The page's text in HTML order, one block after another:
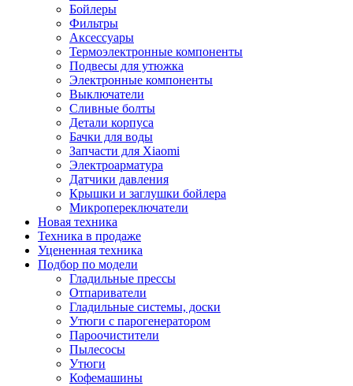
Бойлеры
Фильтры
Аксессуары
Термоэлектронные компоненты
Подвесы для утюжка
Электронные компоненты
Выключатели
Сливные болты
Детали корпуса
Бачки для воды
Запчасти для Xiaomi
Электроарматура
Датчики давления
Крышки и заглушки бойлера
Микропереключатели
Новая техника
Техника в продаже
Уцененная техника
Подбор по модели
Гладильные прессы
Отпариватели
Гладильные системы, доски
Утюги с парогенератором
Пароочистители
Пылесосы
Утюги
Кофемашины